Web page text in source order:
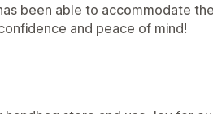
been able to accommodate
and peace of mind!